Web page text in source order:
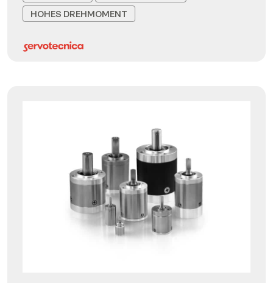
HOHES DREHMOMENT